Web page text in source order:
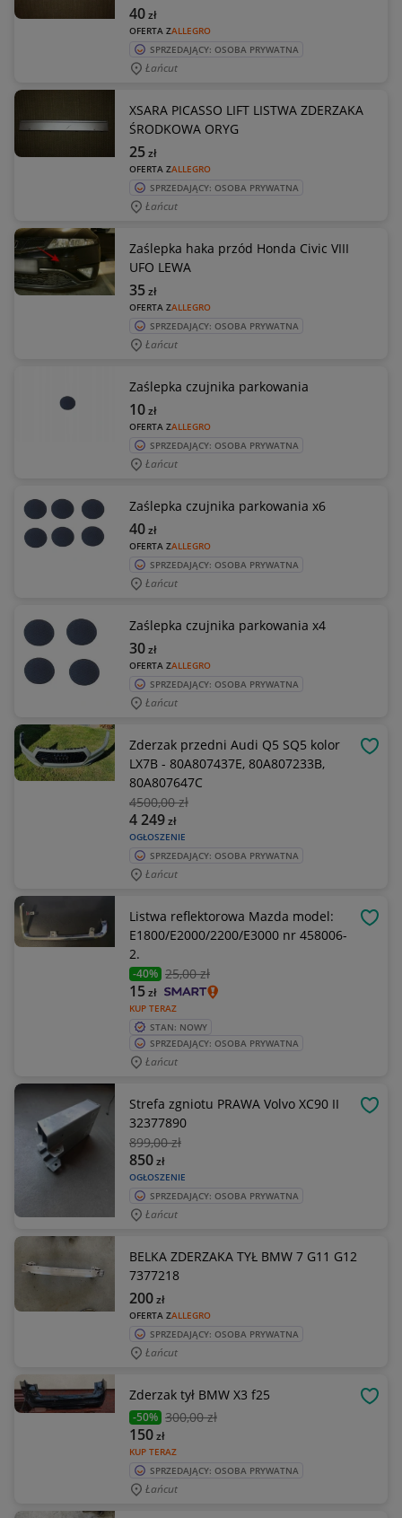
OFERTA ZALLEGRO
40zł
SPRZEDAJĄCY: OSOBA PRYWATNA
Łańcut
XSARA PICASSO LIFT LISTWA ZDERZAKA
ŚRODKOWA ORYG
OFERTA ZALLEGRO
25zł
SPRZEDAJĄCY: OSOBA PRYWATNA
Łańcut
Zaślepka haka przód Honda Civic VIII
UFO LEWA
OFERTA ZALLEGRO
35zł
SPRZEDAJĄCY: OSOBA PRYWATNA
Łańcut
Zaślepka czujnika parkowania
OFERTA ZALLEGRO
10zł
SPRZEDAJĄCY: OSOBA PRYWATNA
Łańcut
Zaślepka czujnika parkowania x6
OFERTA ZALLEGRO
40zł
SPRZEDAJĄCY: OSOBA PRYWATNA
Łańcut
Zaślepka czujnika parkowania x4
OFERTA ZALLEGRO
30zł
SPRZEDAJĄCY: OSOBA PRYWATNA
Łańcut
Zderzak przedni Audi Q5 SQ5 kolor
LX7B - 80A807437E, 80A807233B,
80A807647C
4500,00 zł
OGŁOSZENIE
4 249zł
SPRZEDAJĄCY: OSOBA PRYWATNA
Łańcut
Listwa reflektorowa Mazda model:
E1800/E2000/2200/E3000 nr 458006-
2.
-40% 25,00 zł
KUP TERAZ
15zł
STAN: NOWY
SPRZEDAJĄCY: OSOBA PRYWATNA
Łańcut
Strefa zgniotu PRAWA Volvo XC90 II
32377890
899,00 zł
OGŁOSZENIE
850zł
SPRZEDAJĄCY: OSOBA PRYWATNA
Łańcut
BELKA ZDERZAKA TYŁ BMW 7 G11 G12
7377218
OFERTA ZALLEGRO
200zł
SPRZEDAJĄCY: OSOBA PRYWATNA
Łańcut
Zderzak tył BMW X3 f25
-50% 300,00 zł
KUP TERAZ
150zł
SPRZEDAJĄCY: OSOBA PRYWATNA
Łańcut